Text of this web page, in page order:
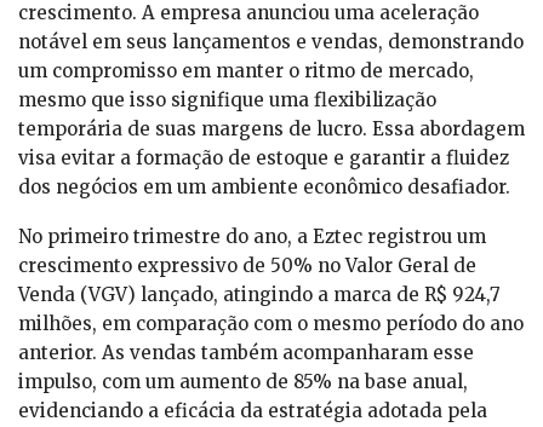
crescimento. A empresa anunciou uma aceleração
notável em seus lançamentos e vendas, demonstrando
um compromisso em manter o ritmo de mercado,
mesmo que isso signifique uma flexibilização
temporária de suas margens de lucro. Essa abordagem
visa evitar a formação de estoque e garantir a fluidez
dos negócios em um ambiente econômico desafiador.
No primeiro trimestre do ano, a Eztec registrou um
crescimento expressivo de 50% no Valor Geral de
Venda (VGV) lançado, atingindo a marca de R$ 924,7
milhões, em comparação com o mesmo período do ano
anterior. As vendas também acompanharam esse
impulso, com um aumento de 85% na base anual,
evidenciando a eficácia da estratégia adotada pela